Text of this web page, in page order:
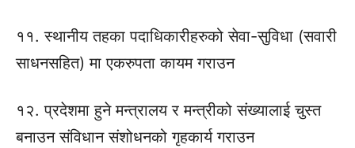
११. स्थानीय तहका पदाधिकारीहरुको सेवा-सुविधा (सवारी
साधनसहित) मा एकरुपता कायम गराउन
१२. प्रदेशमा हुने मन्त्रालय र मन्त्रीको संख्यालाई चुस्त
बनाउन संविधान संशोधनको गृहकार्य गराउन